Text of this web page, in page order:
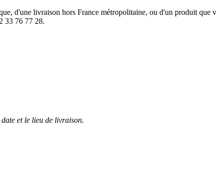
d'une livraison hors France métropolitaine, ou d'un produit que
33 76 77 28.
et le lieu de livraison.